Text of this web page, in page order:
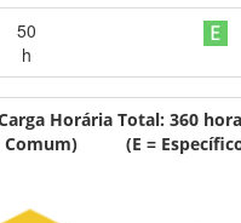
50
h
Horária Total: 360
Comum) (E =